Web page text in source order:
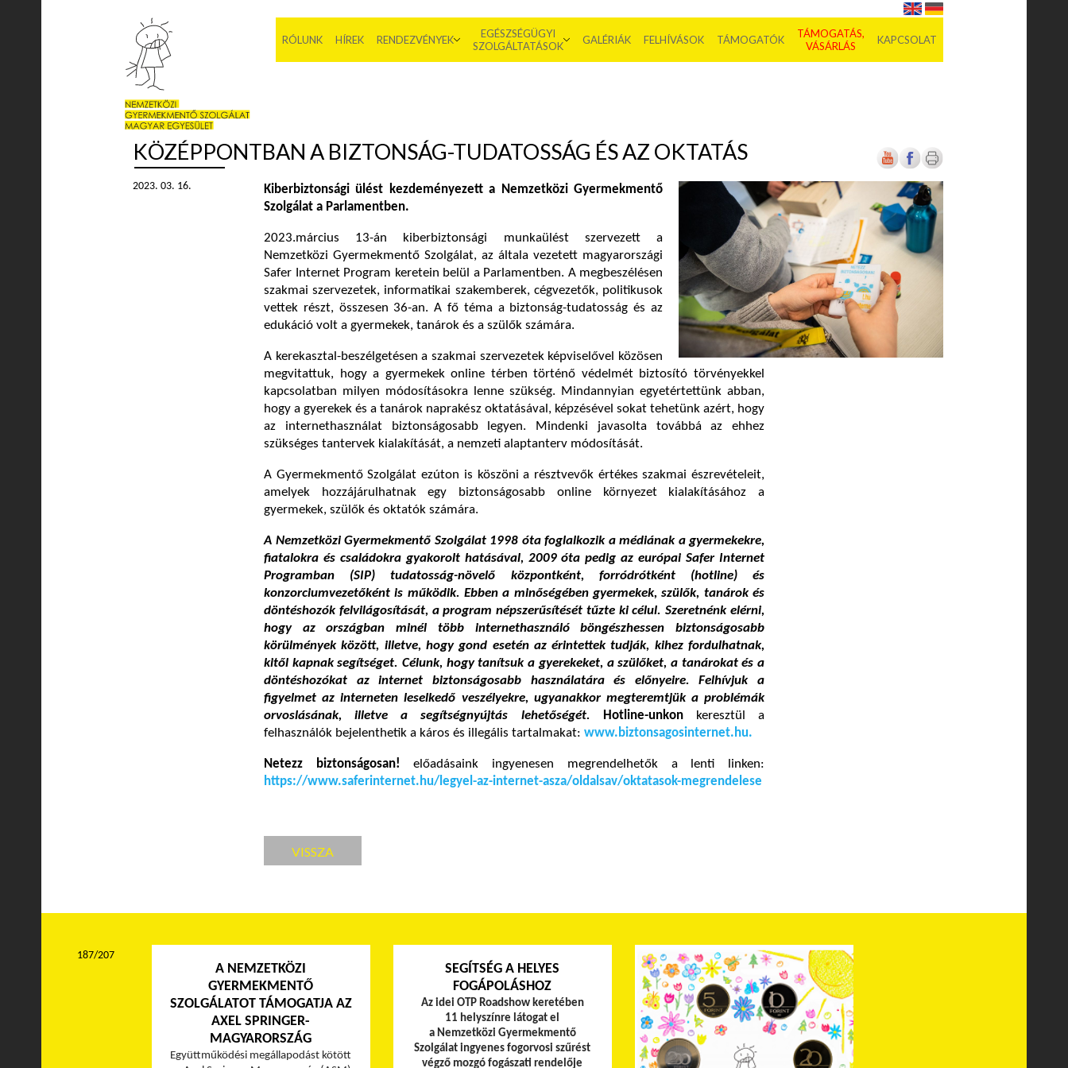
RÓLUNK HÍREK RENDEZVÉNYEK
EGÉSZSÉGÜGYI
SZOLGÁLTATÁSOK
GALÉRIÁK FELHÍVÁSOK TÁMOGATÓK
TÁMOGATÁS,
VÁSÁRLÁS
KAPCSOLAT
KÖZÉPPONTBAN A BIZTONSÁG-TUDATOSSÁG ÉS AZ OKTATÁS
2023. 03. 16.
Kiberbiztonsági ülést kezdeményezett a Nemzetközi Gyermekmentő
Szolgálat a Parlamentben.
2023.március 13-án kiberbiztonsági munkaülést szervezett a
Nemzetközi Gyermekmentő Szolgálat, az általa vezetett magyarországi
Safer Internet Program keretein belül a Parlamentben. A megbeszélésen
szakmai szervezetek, informatikai szakemberek, cégvezetők, politikusok
vettek részt, összesen 36-an. A fő téma a biztonság-tudatosság és az
edukáció volt a gyermekek, tanárok és a szülők számára.
A kerekasztal-beszélgetésen a szakmai szervezetek képviselővel közösen
megvitattuk, hogy a gyermekek online térben történő védelmét biztosító törvényekkel
kapcsolatban milyen módosításokra lenne szükség. Mindannyian egyetértettünk abban,
hogy a gyerekek és a tanárok naprakész oktatásával, képzésével sokat tehetünk azért, hogy
az internethasználat biztonságosabb legyen. Mindenki javasolta továbbá az ehhez
szükséges tantervek kialakítását, a nemzeti alaptanterv módosítását.
A Gyermekmentő Szolgálat ezúton is köszöni a résztvevők értékes szakmai észrevételeit,
amelyek hozzájárulhatnak egy biztonságosabb online környezet kialakításához a
gyermekek, szülők és oktatók számára.
A Nemzetközi Gyermekmentő Szolgálat 1998 óta foglalkozik a médiának a gyermekekre,
fiatalokra és családokra gyakorolt hatásával, 2009 óta pedig az európai Safer Internet
Programban (SIP) tudatosság-növelő központként, forródrótként (hotline) és
konzorciumvezetőként is működik. Ebben a minőségében gyermekek, szülők, tanárok és
döntéshozók felvilágosítását, a program népszerűsítését tűzte ki célul. Szeretnénk elérni,
hogy az országban minél több internethasználó böngészhessen biztonságosabb
körülmények között, illetve, hogy gond esetén az érintettek tudják, kihez fordulhatnak,
kitől kapnak segítséget. Célunk, hogy tanítsuk a gyerekeket, a szülőket, a tanárokat és a
döntéshozókat az internet biztonságosabb használatára és előnyeire. Felhívjuk a
figyelmet az interneten leselkedő veszélyekre, ugyanakkor megteremtjük a problémák
orvoslásának, illetve a segítségnyújtás lehetőségét.
Hotline-unkonkeresztül a
felhasználók bejelenthetik a káros és illegális tartalmakat: www.biztonsagosinternet.hu.
Netezz biztonságosan!előadásaink ingyenesen megrendelhetők a lenti linken:
https://www.saferinternet.hu/legyel-az-internet-asza/oldalsav/oktatasok-megrendelese
VISSZA
A NEMZETKÖZI
GYERMEKMENTŐ
SZOLGÁLATOT TÁMOGATJA AZ
AXEL SPRINGER-
MAGYARORSZÁG
Együttműködési megállapodást kötött
SEGÍTSÉG A HELYES
FOGÁPOLÁSHOZ
Az idei OTP Roadshow keretében
11 helyszínre látogat el
a Nemzetközi Gyermekmentő
Szolgálat ingyenes fogorvosi szűrést
végző mozgó fogászati rendelője
187/207